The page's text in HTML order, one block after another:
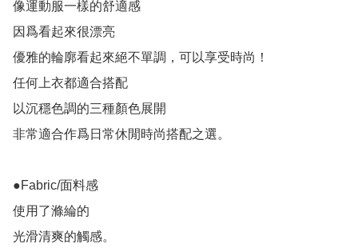
像運動服一樣的舒適感
因爲看起來很漂亮
優雅的輪廓看起來絕不單調，可以享受時尚！
任何上衣都適合搭配
以沉穩色調的三種顏色展開
非常適合作爲日常休閒時尚搭配之選。
●Fabric/面料感
使用了滌綸的
光滑清爽的觸感。